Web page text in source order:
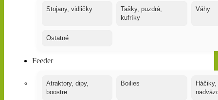
Stojany, vidličky
Tašky, puzdrá,
kufríky
Váhy
Ostatné
Feeder
Atraktory, dipy,
boostre
Boilies